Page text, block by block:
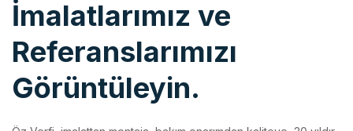
Referanslarımızı
Görüntüleyin.
Öz Verfi, imalattan montaja, bakım onarımdan kaliteye, 20 yıldır